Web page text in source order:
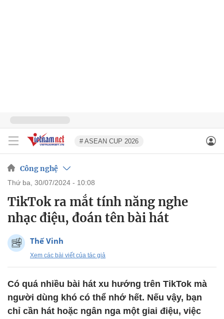
# ASEAN CUP 2026
Công nghệ
thứ ba, 30/07/2024 - 10:08
TikTok ra mắt tính năng nghe
nhạc điệu, đoán tên bài hát
Thế Vinh
Xem các bài viết của tác giả
Có quá nhiều bài hát xu hướng trên TikTok mà
người dùng khó có thể nhớ hết. Nếu vậy, bạn
chỉ cần hát hoặc ngân nga một giai điệu, việc